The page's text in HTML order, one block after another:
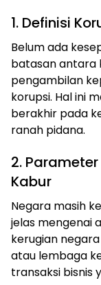
1. Definisi
Belum ada
batasan antara
pengambilan
korupsi. Hal ini
berakhir pada
ranah pidana.
2.
Kabur
Negara masih
jelas mengenai
kerugian
atau lembaga
transaksi bisnis